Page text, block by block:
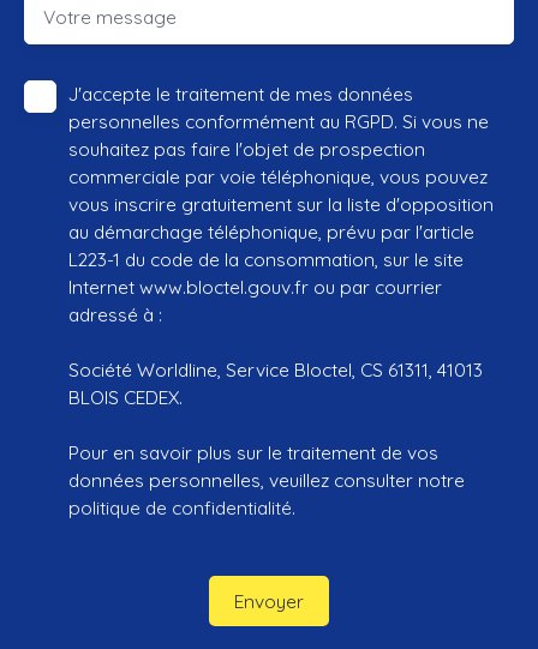
Votre message
J'accepte le traitement de mes données
personnelles conformément au RGPD. Si vous ne
souhaitez pas faire l'objet de prospection
commerciale par voie téléphonique, vous pouvez
vous inscrire gratuitement sur la liste d'opposition
au démarchage téléphonique, prévu par l'article
L223-1 du code de la consommation, sur le site
Internet www.bloctel.gouv.fr ou par courrier
adressé à :
Société Worldline, Service Bloctel, CS 61311, 41013
BLOIS CEDEX.
Pour en savoir plus sur le traitement de vos
données personnelles, veuillez consulter notre
politique de confidentialité.
Envoyer